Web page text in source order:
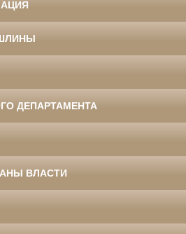
ДЕПАРТАМЕНТА
ВЛАСТИ